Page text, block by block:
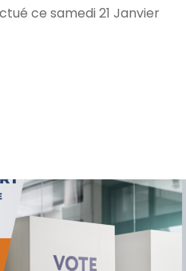
ce samedi 21 Janvier